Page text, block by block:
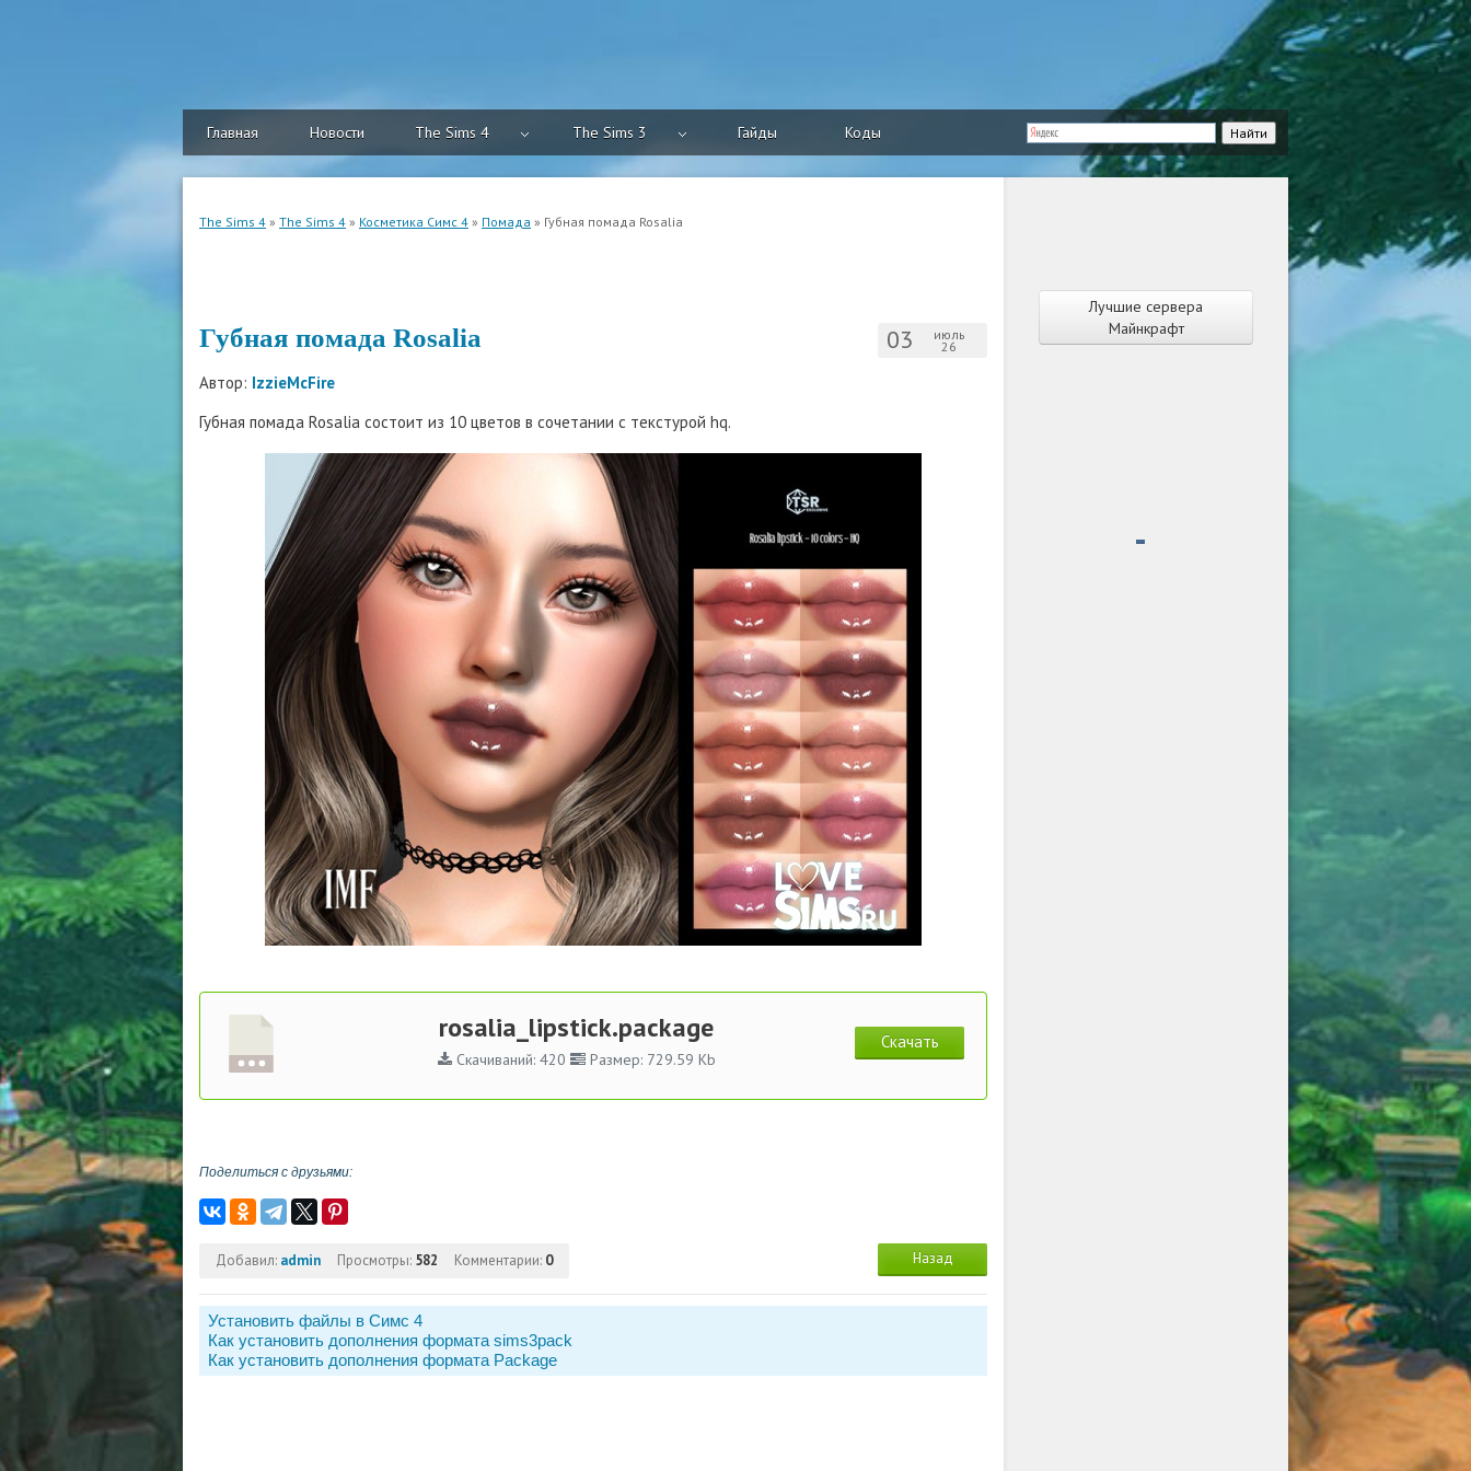
Главная Новости The Sims 4 The Sims 3 Гайды Коды
Лучшие сервера
Майнкрафт
The Sims 4 » The Sims 4 » Косметика Симс 4 » Помада » Губная помада Rosalia
03 июль
26
Губная помада Rosalia
Автор: IzzieMcFire
Губная помада Rosalia состоит из 10 цветов в сочетании с текстурой hq.
rosalia_lipstick.package
Скачиваний: 420 Размер: 729.59 Kb
Скачать
Поделиться с друзьями:
Назад
Добавил: admin Просмотры: 582 Комментарии: 0
Установить файлы в Симс 4
Как установить дополнения формата sims3pack
Как установить дополнения формата Package